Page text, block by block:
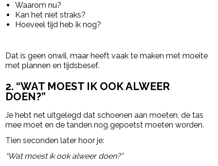
Waarom nu?
Kan het niet straks?
Hoeveel tijd heb ik nog?
Dat is geen onwil, maar heeft vaak te maken met moeite
met plannen en tijdsbesef.
2. “WAT MOEST IK OOK ALWEER
DOEN?”
Je hebt net uitgelegd dat schoenen aan moeten, de tas
mee moet en de tanden nog gepoetst moeten worden.
Tien seconden later hoor je:
“Wat moest ik ook alweer doen?”